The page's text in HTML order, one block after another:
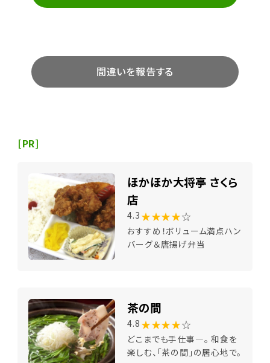
間違いを報告する
[PR]
ほかほか大将亭 さくら
店
4.3 ★★★★☆
おすすめ！ボリューム満点ハン
バーグ＆唐揚げ弁当
茶の間
4.8 ★★★★☆
どこまでも手仕事―。 和食を
楽しむ、「茶の間」の居心地で。